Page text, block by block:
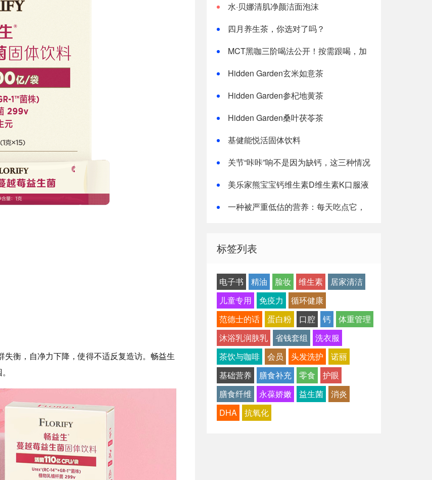
衡，自净力下降，使得不适反复造访。畅益生
水·贝娜清肌净颜洁面泡沫
四月养生茶，你选对了吗？
MCT黑咖三阶喝法公开！按需跟喝，加
Hidden Garden玄米如意茶
Hidden Garden参杞地黄茶
Hidden Garden桑叶茯苓茶
基健能悦活固体饮料
关节“咔咔”响不是因为缺钙，这三种情况
美乐家熊宝宝钙维生素D维生素K口服液
一种被严重低估的营养：每天吃点它，
标签列表
电子书 精油 脸妆 维生素
居家清洁
儿童专用
免疫力
循环健康
范德士的话
蛋白粉 口腔 钙
体重管理
沐浴乳润肤乳
省钱套组
洗衣服
茶饮与咖啡
会员 头发洗护
诺丽
基础营养
膳食补充 零食
护眼
膳食纤维
永葆娇嫩 益生菌
消炎
DHA
抗氧化